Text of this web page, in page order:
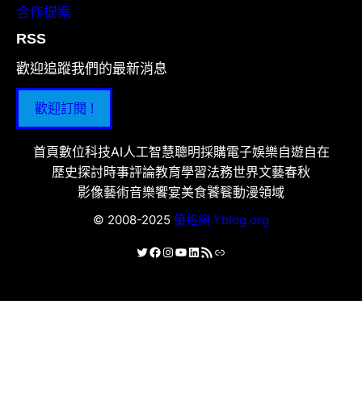
合作提案
RSS
歡迎追蹤我們的最新消息
歡迎訂閱 !
首頁數位科技AI人工智慧聰明採購電子娛樂自遊自在
歷史探討時事評論教育學習法務世界文藝春秋
影像藝術音樂饗宴美食饕餮動漫領域
© 2008-2025 優格網 Yblog.org
X Facebook
Instagram
YouTube
LinkedIn
RSS 資訊提供連結